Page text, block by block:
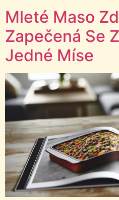
Mleté Maso
Zapečená Se
Jedné Míse